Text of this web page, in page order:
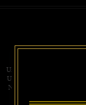
お問い合
Uncle Nearest Premium
UNCLE NEAREST, THE
NATHAN GREEN,